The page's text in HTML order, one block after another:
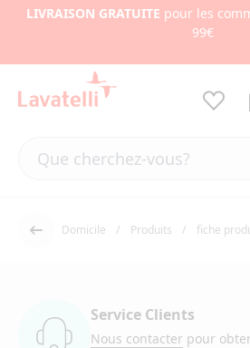
LIVRAISON GRATUITE pour les
99€
Dos Domicile Produits fiche
Service Clients
Nous contacter pour